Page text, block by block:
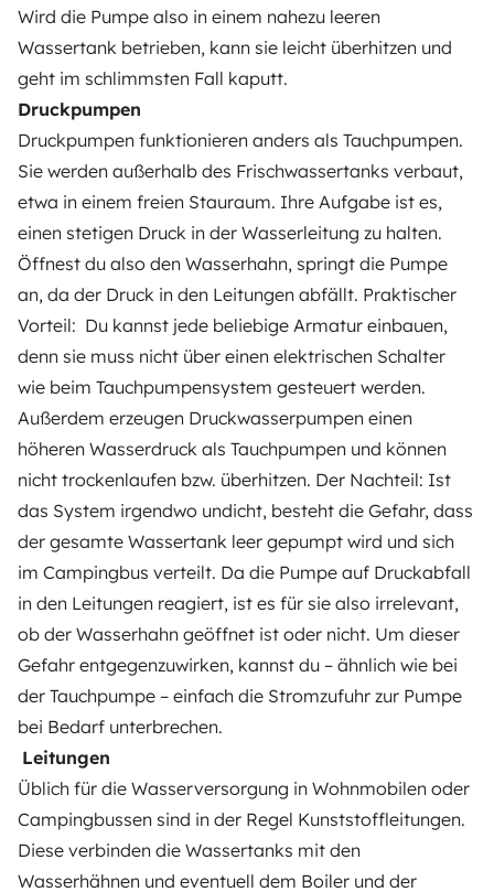
Wird die Pumpe also in einem nahezu leeren
Wassertank betrieben, kann sie leicht überhitzen und
geht im schlimmsten Fall kaputt.
Druckpumpen
Druckpumpen funktionieren anders als Tauchpumpen.
Sie werden außerhalb des Frischwassertanks verbaut,
etwa in einem freien Stauraum. Ihre Aufgabe ist es,
einen stetigen Druck in der Wasserleitung zu halten.
Öffnest du also den Wasserhahn, springt die Pumpe
an, da der Druck in den Leitungen abfällt. Praktischer
Vorteil: Du kannst jede beliebige Armatur einbauen,
denn sie muss nicht über einen elektrischen Schalter
wie beim Tauchpumpensystem gesteuert werden.
Außerdem erzeugen Druckwasserpumpen einen
höheren Wasserdruck als Tauchpumpen und können
nicht trockenlaufen bzw. überhitzen. Der Nachteil: Ist
das System irgendwo undicht, besteht die Gefahr, dass
der gesamte Wassertank leer gepumpt wird und sich
im Campingbus verteilt. Da die Pumpe auf Druckabfall
in den Leitungen reagiert, ist es für sie also irrelevant,
ob der Wasserhahn geöffnet ist oder nicht. Um dieser
Gefahr entgegenzuwirken, kannst du – ähnlich wie bei
der Tauchpumpe – einfach die Stromzufuhr zur Pumpe
bei Bedarf unterbrechen.
Leitungen
Üblich für die Wasserversorgung in Wohnmobilen oder
Campingbussen sind in der Regel Kunststoffleitungen.
Diese verbinden die Wassertanks mit den
Wasserhähnen und eventuell dem Boiler und der